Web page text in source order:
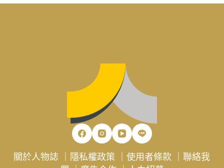
關於人物誌 隱私權政策 ｜使用者條款 ｜聯絡我